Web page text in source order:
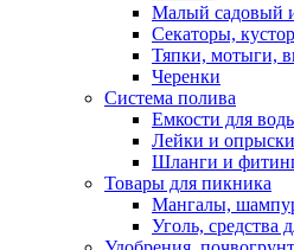
Малый садовый
Секаторы,
Тяпки, мотыги,
Черенки
Система полива
Емкости для
Лейки и
Шланги и
Товары для пикника
Мангалы,
Уголь, средства